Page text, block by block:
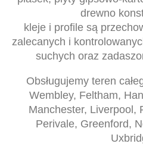
drewno
kleje i profile są
zalecanych i
suchych oraz
Obsługujemy teren
Wembley, Feltham,
Manchester, Liverpool,
Perivale, Greenford,